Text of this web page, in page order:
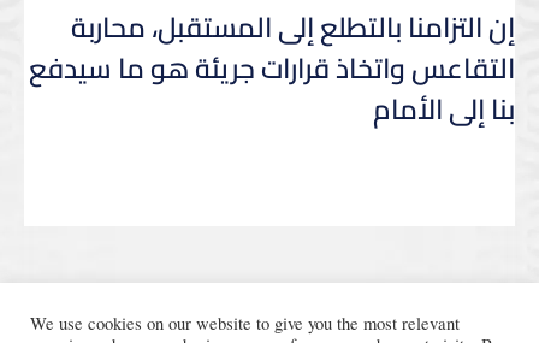
إن التزامنا بالتطلع إلى المستقبل، محاربة
التقاعس واتخاذ قرارات جريئة هو ما سيدفع
بنا إلى الأمام
We use cookies on our website to give you the most relevant